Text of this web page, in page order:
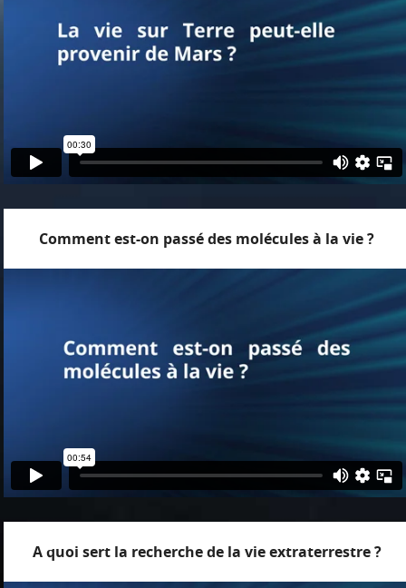
Comment est-on passé des molécules à la vie ?
A quoi sert la recherche de la vie extraterrestre ?